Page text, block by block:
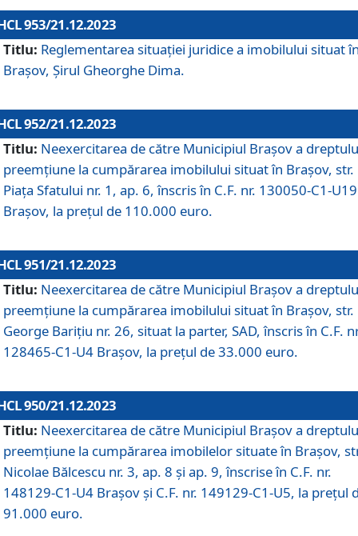
953/21.12.2023
Titlu: Reglementarea situației juridice a imobilului situat
Brașov, Șirul Gheorghe Dima.
952/21.12.2023
Titlu: Neexercitarea de către Municipiul Brașov a
preemțiune la cumpărarea imobilului situat în Brașov, str.
Piața Sfatului nr. 1, ap. 6, înscris în C.F. nr. 130050-C1-U19
Brașov, la prețul de 110.000 euro.
951/21.12.2023
Titlu: Neexercitarea de către Municipiul Brașov a
preemțiune la cumpărarea imobilului situat în Brașov, str.
George Barițiu nr. 26, situat la parter, SAD, înscris în C.F.
128465-C1-U4 Brașov, la prețul de 33.000 euro.
950/21.12.2023
Titlu: Neexercitarea de către Municipiul Brașov a
preemțiune la cumpărarea imobilelor situate în Brașov,
Nicolae Bălcescu nr. 3, ap. 8 și ap. 9, înscrise în C.F. nr.
148129-C1-U4 Brașov și C.F. nr. 149129-C1-U5, la prețul
91.000 euro.